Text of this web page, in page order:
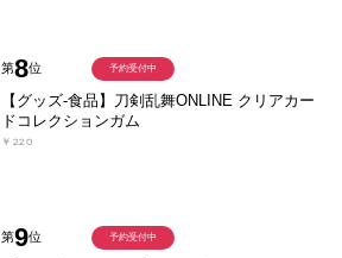
第8位
【グッズ-食品】刀剣乱舞ONLINE クリアカー
ドコレクションガム
￥220
予約受付中
第9位 予約受付中